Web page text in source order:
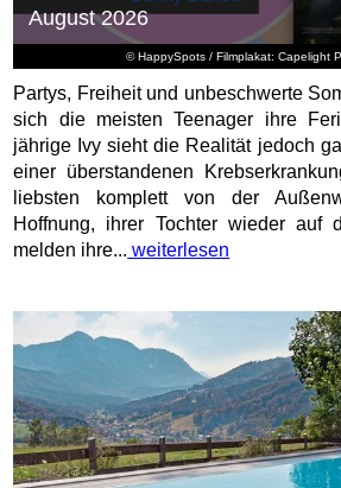
© HappySpots / Filmplakat: Capelight
August 2026
Partys, Freiheit und unbeschwerte
sich die meisten Teenager ihre
jährige Ivy sieht die Realität jedoch
einer überstandenen
liebsten komplett von der
Hoffnung, ihrer Tochter wieder auf
melden ihre... weiterlesen